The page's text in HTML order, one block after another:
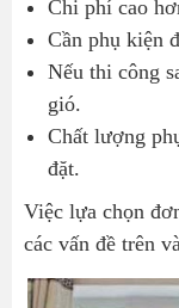
Chi phí cao
Cần phụ kiện
Nếu thi công
gió.
Chất lượng
đặt.
Việc lựa chọn
các vấn đề trên